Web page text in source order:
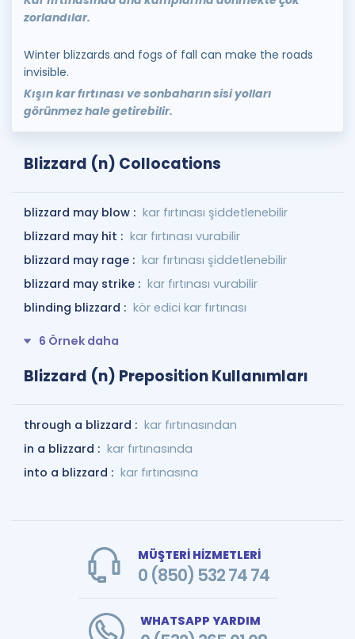
zorlandılar.
Winter blizzards and fogs of fall can make the roads
invisible.
Kışın kar fırtınası ve sonbaharın sisi yolları
görünmez hale getirebilir.
Blizzard (n) Collocations
blizzard may blow : kar fırtınası şiddetlenebilir
blizzard may hit : kar fırtınası vurabilir
blizzard may rage : kar fırtınası şiddetlenebilir
blizzard may strike : kar fırtınası vurabilir
blinding blizzard : kör edici kar fırtınası
6 Örnek daha
Blizzard (n) Preposition Kullanımları
through a blizzard : kar fırtınasından
in a blizzard : kar fırtınasında
into a blizzard : kar fırtınasına
MÜŞTERİ HİZMETLERİ
0 (850) 532 74 74
WHATSAPP YARDIM